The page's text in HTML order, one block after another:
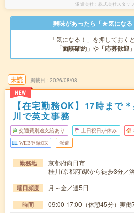
派遣会社 株式会社スタッ
興味があったら「★気になる
「気になる！」を押しておく
「面談確約」 や 「応募歓迎」
未読
NEW
掲載日 2026/08/08
【在宅勤務OK】17時まで
川で英文事務
交通費別途支給あり 土日祝日が休み
WEB登録OK 派遣
勤務地
京都府向日市
桂川(京都府)駅から徒歩3分／
曜日頻度 月～金／週5日
時間 09:00-17:00（休憩45分）実働